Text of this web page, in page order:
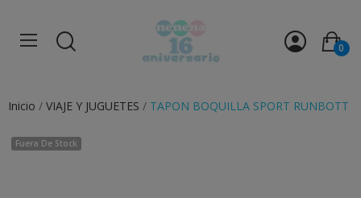
0
Inicio VIAJE Y JUGUETES TAPON BOQUILLA SPORT RUNBOTT
Fuera De Stock